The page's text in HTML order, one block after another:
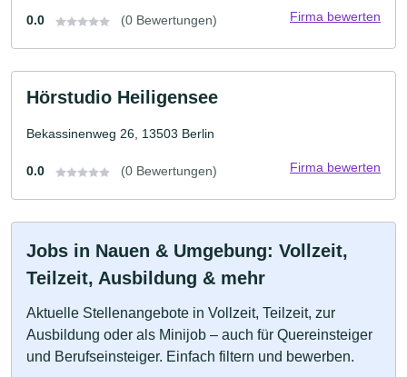
0.0 (0 Bewertungen) Firma bewerten
Hörstudio Heiligensee
Bekassinenweg 26, 13503 Berlin
0.0 (0 Bewertungen) Firma bewerten
Jobs in Nauen & Umgebung: Vollzeit,
Teilzeit, Ausbildung & mehr
Aktuelle Stellenangebote in Vollzeit, Teilzeit, zur
Ausbildung oder als Minijob – auch für Quereinsteiger
und Berufseinsteiger. Einfach filtern und bewerben.